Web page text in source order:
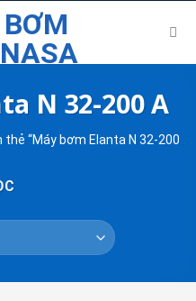
N 32-200 A
“Máy bơm Elanta N 32-200